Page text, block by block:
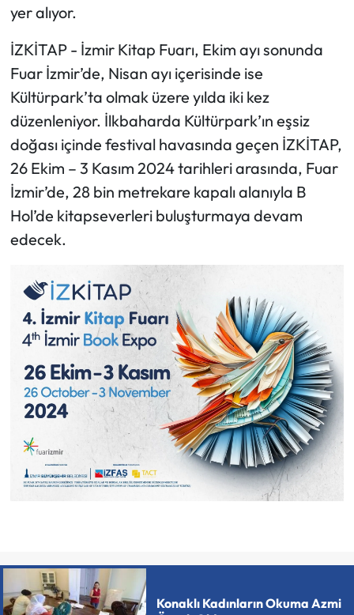
yer alıyor.
İZKİTAP - İzmir Kitap Fuarı, Ekim ayı sonunda
Fuar İzmir’de, Nisan ayı içerisinde ise
Kültürpark’ta olmak üzere yılda iki kez
düzenleniyor. İlkbaharda Kültürpark’ın eşsiz
doğası içinde festival havasında geçen İZKİTAP,
26 Ekim – 3 Kasım 2024 tarihleri arasında, Fuar
İzmir’de, 28 bin metrekare kapalı alanıyla B
Hol’de kitapseverleri buluşturmaya devam
edecek.
Konaklı Kadınların Okuma Azmi